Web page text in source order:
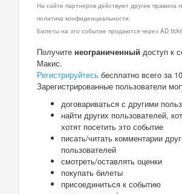
На сайте партнеров действуют другие правила
политика конфиденциальности.
Билеты на это событие продаются через AD
Получите неограниченный доступ к
Макис.
Регистрируйтесь бесплатно всего за
Зарегистрированные пользователи
договариваться с другими
найти других пользователей,
хотят посетить это событие
писать/читать комментарии
пользователей
смотреть/оставлять оценки
покупать билеты
присоединиться к событию